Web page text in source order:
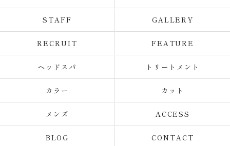
STAFF GALLERY
RECRUIT FEATURE
ヘッドスパ トリートメント
カラー カット
メンズ ACCESS
BLOG CONTACT